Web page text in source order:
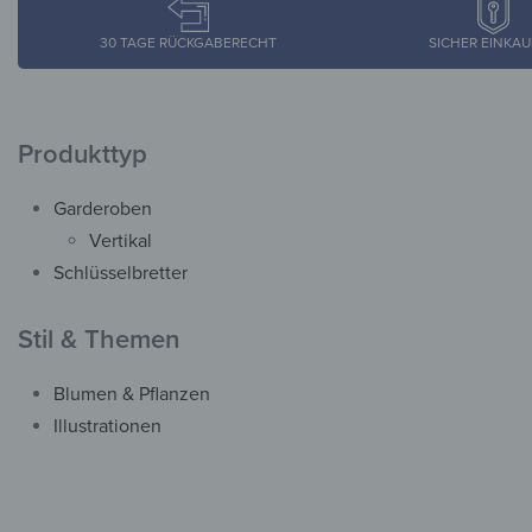
30 TAGE RÜCKGABERECHT SICHER
Produkttyp
Garderoben
Vertikal
Schlüsselbretter
Stil & Themen
Blumen & Pflanzen
Illustrationen